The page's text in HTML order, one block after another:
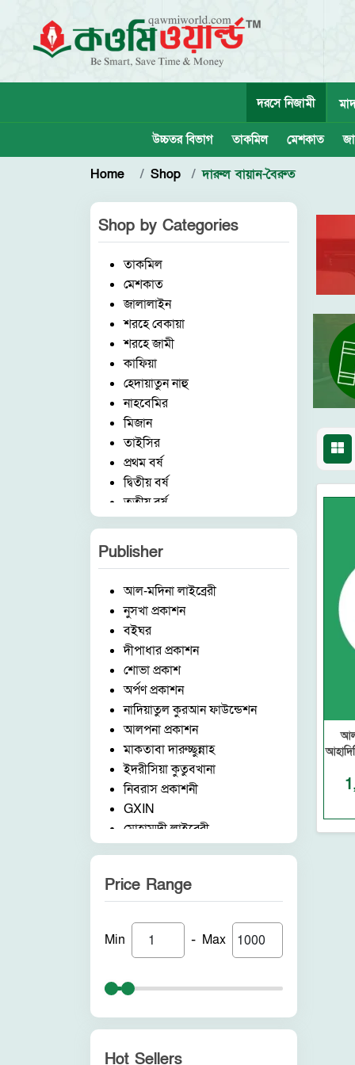
দরসে নিজামী
উচ্চতর বিভাগ তাকমিল মেশকাত
Home Shop দারুল বায়ান-বৈরুত
Shop by Categories
তাকমিল
মেশকাত
জালালাইন
শরহে বেকায়া
শরহে জামী
কাফিয়া
হেদায়াতুন নাহু
নাহবেমির
মিজান
তাইসির
প্রথম বর্ষ
দ্বিতীয় বর্ষ
তৃতীয় বর্ষ
চতুর্থ বর্ষ
পঞ্চম বর্ষ
হিফয
ষ্টেশনারী
ছোটদের কর্ণার
বিষয়
ইসলামিক আইটেম
মক্তব
উচ্চতর বিভাগ
Publisher
আল-মদিনা লাইব্রেরী
নুসখা প্রকাশন
বইঘর
দীপাধার প্রকাশন
শোভা প্রকাশ
অর্পণ প্রকাশন
নাদিয়াতুল কুরআন ফাউন্ডেশন
আলপনা প্রকাশন
মাকতাবা দারুচ্ছুন্নাহ
ইদরীসিয়া কুতুবখানা
নিবরাস প্রকাশনী
GXIN
মোহাম্মদী লাইব্রেরী
নাদিয়াতুল কুরআন ফাউন্ডেশন
আকীল পাবলিকেশন
নন ব্র্যান্ড
পুনরায় প্রকাশন
হাকীমুল উম্মত প্রকাশনী
সীরাহ প্রকাশ
Price Range
Min - Max
Hot Sellers
আল